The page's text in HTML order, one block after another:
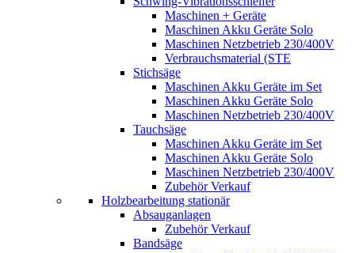
Maschinen + Geräte
Maschinen Akku Geräte Solo
Maschinen Netzbetrieb 230/400V
Verbrauchsmaterial (STE
Stichsäge
Maschinen Akku Geräte im Set
Maschinen Akku Geräte Solo
Maschinen Netzbetrieb 230/400V
Tauchsäge
Maschinen Akku Geräte im Set
Maschinen Akku Geräte Solo
Maschinen Netzbetrieb 230/400V
Zubehör Verkauf
Holzbearbeitung stationär
Absauganlagen
Zubehör Verkauf
Bandsäge